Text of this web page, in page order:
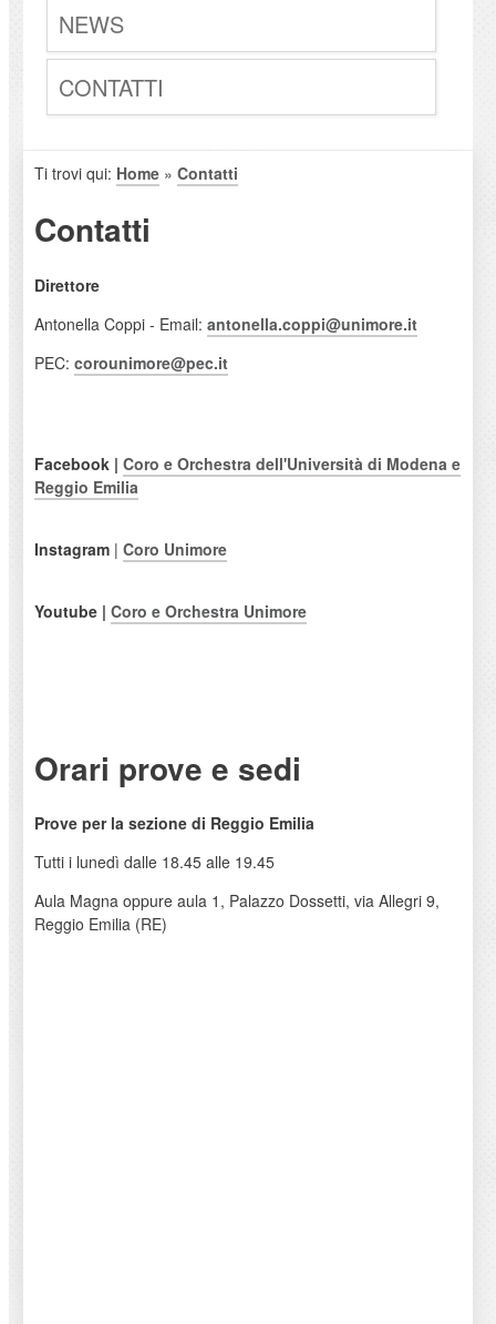
NEWS
CONTATTI
Ti trovi qui: Home» Contatti
Contatti
Direttore
Antonella Coppi - Email: antonella.coppi@unimore.it
PEC: corounimore@pec.it
Facebook | Coro e Orchestra dell'Università di Modena e
Reggio Emilia
Instagram | Coro Unimore
Youtube | Coro e Orchestra Unimore
Orari prove e sedi
Prove per la sezione di Reggio Emilia
Tutti i lunedì dalle 18.45 alle 19.45
Aula Magna oppure aula 1, Palazzo Dossetti, via Allegri 9,
Reggio Emilia (RE)